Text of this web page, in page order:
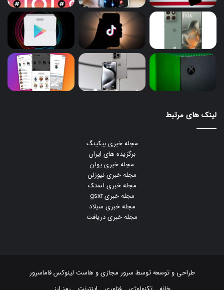
لینک های مرتبط
مجله خبری بیکینگ
برگزیده های ایران
مجله خبری یولن
مجله خبری نیوزلن
مجله خبری لستک
مجله خبری gsxr
مجله خبری سیلاد
مجله خبری دریافت
طراحی و توسعه توسط سرور مجازیو هاست لینوکسفاماسرور